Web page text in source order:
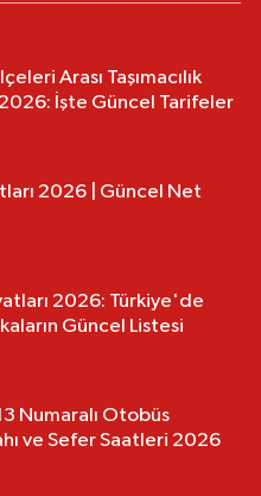
Arası Taşımacılık
2026: İşte Güncel Tarifeler
2026 | Güncel Net
2026: Türkiye'de
Güncel Listesi
Numaralı Otobüs
ve Sefer Saatleri 2026